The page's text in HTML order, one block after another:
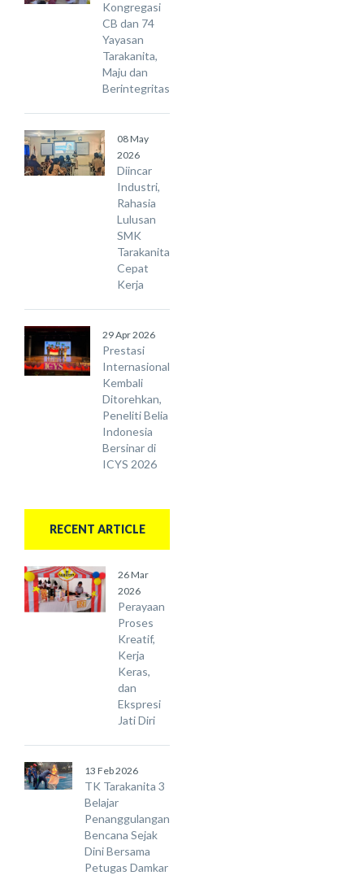
Kongregasi
CB dan 74
Yayasan
Tarakanita,
Maju dan
Berintegritas
08 May
2026
Diincar
Industri,
Rahasia
Lulusan
SMK
Tarakanita
Cepat
Kerja
29 Apr 2026
Prestasi
Internasional
Kembali
Ditorehkan,
Peneliti Belia
Indonesia
Bersinar di
ICYS 2026
RECENT ARTICLE
26 Mar
2026
Perayaan
Proses
Kreatif,
Kerja
Keras,
dan
Ekspresi
Jati Diri
13 Feb 2026
TK Tarakanita 3
Belajar
Penanggulangan
Bencana Sejak
Dini Bersama
Petugas Damkar